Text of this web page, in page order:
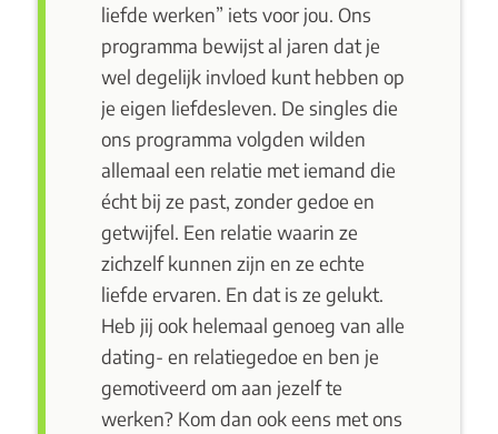
liefde werken” iets voor jou. Ons
programma bewijst al jaren dat je
wel degelijk invloed kunt hebben op
je eigen liefdesleven. De singles die
ons programma volgden wilden
allemaal een relatie met iemand die
écht bij ze past, zonder gedoe en
getwijfel. Een relatie waarin ze
zichzelf kunnen zijn en ze echte
liefde ervaren. En dat is ze gelukt.
Heb jij ook helemaal genoeg van alle
dating- en relatiegedoe en ben je
gemotiveerd om aan jezelf te
werken? Kom dan ook eens met ons